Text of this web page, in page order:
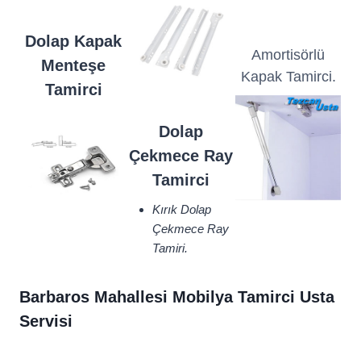
Dolap Kapak
Menteşe
Tamirci
Dolap
Çekmece Ray
Tamirci
Kırık Dolap
Çekmece Ray
Tamiri.
Amortisörlü
Kapak Tamirci.
Barbaros Mahallesi Mobilya Tamirci Usta
Servisi